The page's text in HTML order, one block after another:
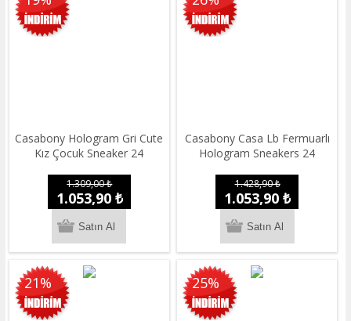
Casabony Hologram Gri Cute
Kız Çocuk Sneaker 24
1.309,00 ₺
1.053,90 ₺
Casabony Casa Lb Fermuarlı
Hologram Sneakers 24
1.428,90 ₺
1.053,90 ₺
21% 25%